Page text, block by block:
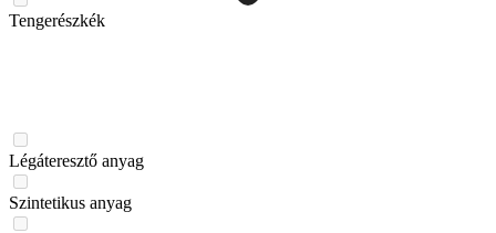
Tengerészkék
Légáteresztő anyag
Szintetikus anyag